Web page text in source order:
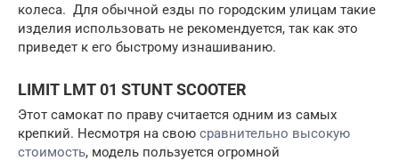
колеса. Для обычной езды по городским улицам такие
изделия использовать не рекомендуется, так как это
приведет к его быстрому изнашиванию.
LIMIT LMT 01 STUNT SCOOTER
Этот самокат по праву считается одним из самых
крепкий. Несмотря на свою сравнительно высокую
стоимость, модель пользуется огромной